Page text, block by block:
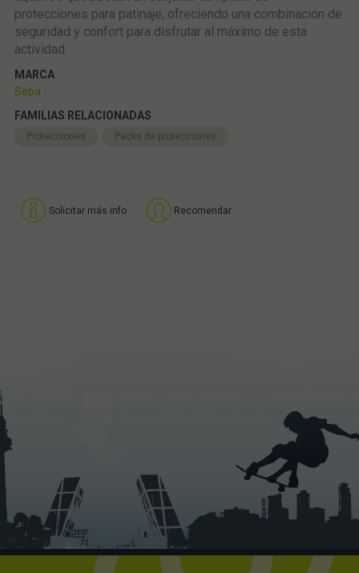
protecciones para patinaje, ofreciendo una combinación de
seguridad y confort para disfrutar al máximo de esta
actividad.
MARCA
Seba
FAMILIAS RELACIONADAS
Protecciones Packs de protecciones
Solicitar más info Recomendar